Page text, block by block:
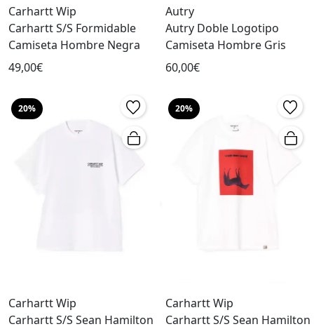
Carhartt Wip
Carhartt S/S Formidable
Camiseta Hombre Negra
49,00€
Autry
Autry Doble Logotipo
Camiseta Hombre Gris
60,00€
20%
Carhartt Wip
Carhartt S/S Sean Hamilton
20%
Carhartt Wip
Carhartt S/S Sean Hamilton